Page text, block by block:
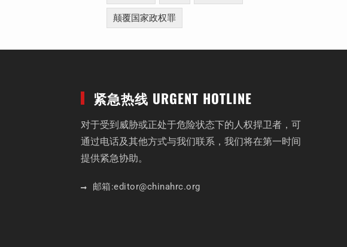
颠覆国家政权罪
紧急热线 URGENT HOTLINE
对于受到威胁或正处于危险状态下的人权捍卫者，可
通过电话及其他方式与我们联系，我们将在第一时间
提供紧急协助。
邮箱:editor@chinahrc.org